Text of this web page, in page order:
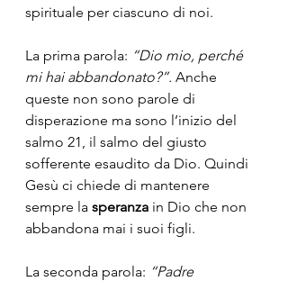
spirituale per ciascuno di noi.
La prima parola: “Dio mio, perché
mi hai abbandonato?”. Anche
queste non sono parole di
disperazione ma sono l’inizio del
salmo 21, il salmo del giusto
sofferente esaudito da Dio. Quindi
Gesù ci chiede di mantenere
sempre la speranza in Dio che non
abbandona mai i suoi figli.
La seconda parola: “Padre